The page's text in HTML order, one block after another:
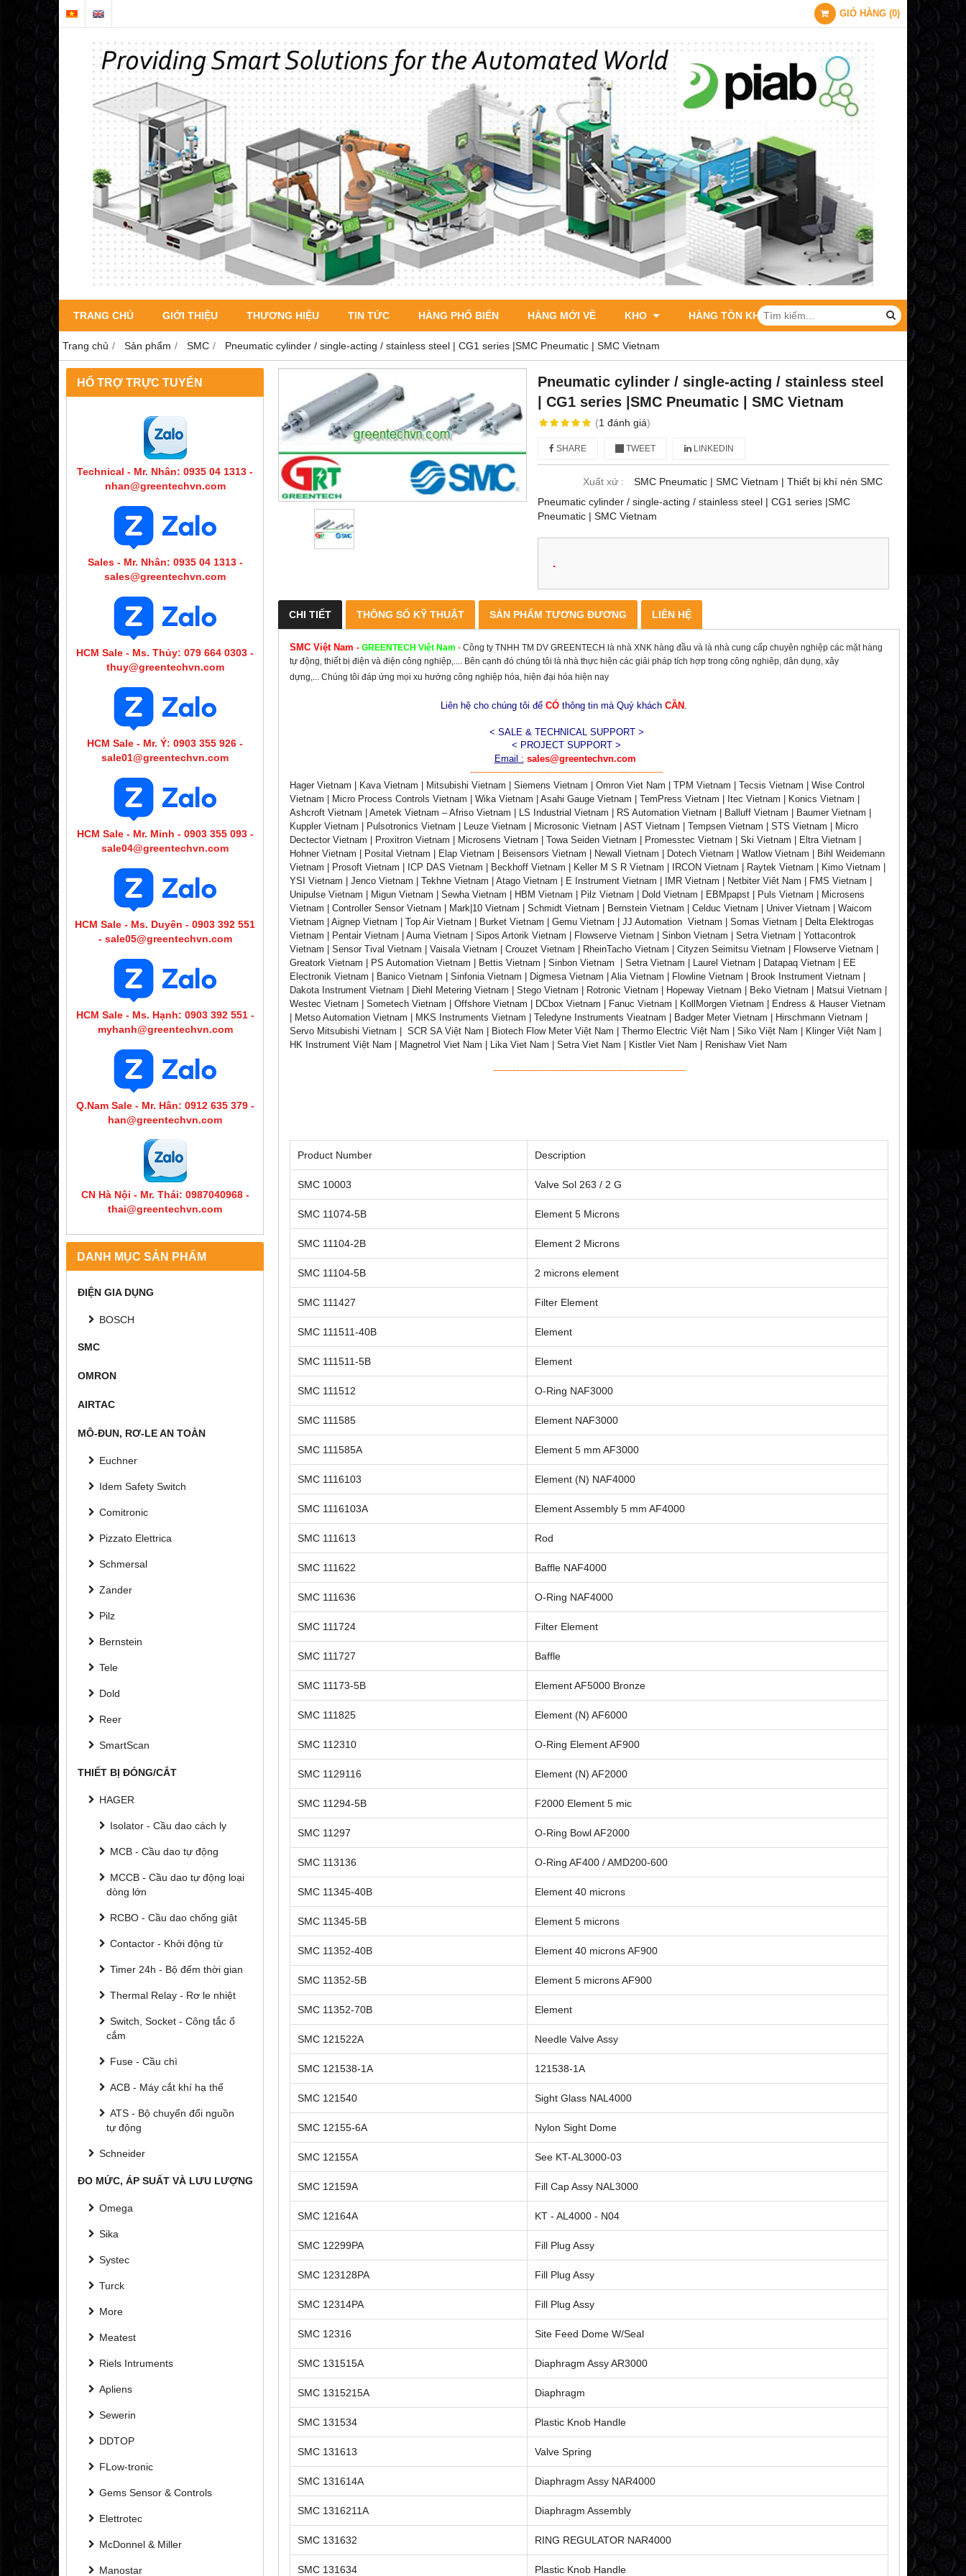
GIỎ HÀNG (0)
TRANG CHỦ GIỚI THIỆU THƯƠNG HIỆU TIN TỨC HÀNG PHỔ BIẾN HÀNG MỚI VỀ KHO HÀNG TỒN KHO
Trang chủ Sản phẩm SMC Pneumatic cylinder / single-acting / stainless steel | CG1 series |SMC Pneumatic | SMC Vietnam
HỔ TRỢ TRỰC TUYẾN
Technical - Mr. Nhân: 0935 04 1313 -
nhan@greentechvn.com
Sales - Mr. Nhân: 0935 04 1313 -
sales@greentechvn.com
HCM Sale - Ms. Thủy: 079 664 0303 -
thuy@greentechvn.com
HCM Sale - Mr. Ý: 0903 355 926 -
sale01@greentechvn.com
HCM Sale - Mr. Minh - 0903 355 093 -
sale04@greentechvn.com
HCM Sale - Ms. Duyên - 0903 392 551
- sale05@greentechvn.com
HCM Sale - Ms. Hạnh: 0903 392 551 -
myhanh@greentechvn.com
Q.Nam Sale - Mr. Hân: 0912 635 379 -
han@greentechvn.com
CN Hà Nội - Mr. Thái: 0987040968 -
thai@greentechvn.com
DANH MỤC SẢN PHẨM
ĐIỆN GIA DỤNG
BOSCH
SMC
OMRON
AIRTAC
MÔ-ĐUN, RƠ-LE AN TOÀN
Euchner
Idem Safety Switch
Comitronic
Pizzato Elettrica
Schmersal
Zander
Pilz
Bernstein
Tele
Dold
Reer
SmartScan
THIẾT BỊ ĐÓNG/CẮT
HAGER
Isolator - Cầu dao cách ly
MCB - Cầu dao tự động
MCCB - Cầu dao tự động loại
dòng lớn
RCBO - Cầu dao chống giật
Contactor - Khởi động từ
Timer 24h - Bộ đếm thời gian
Thermal Relay - Rơ le nhiệt
Switch, Socket - Công tắc ổ
cắm
Fuse - Cầu chì
ACB - Máy cắt khí hạ thế
ATS - Bộ chuyển đổi nguồn
tự động
Schneider
ĐO MỨC, ÁP SUẤT VÀ LƯU LƯỢNG
Omega
Sika
Systec
Turck
More
Meatest
Riels Intruments
Apliens
Sewerin
DDTOP
FLow-tronic
Gems Sensor & Controls
Elettrotec
McDonnel & Miller
Manostar
Pneumatic cylinder / single-acting / stainless steel
| CG1 series |SMC Pneumatic | SMC Vietnam
(1 đánh giá)
SHARE TWEET LINKEDIN
Xuất xứ :
SMC Pneumatic | SMC Vietnam | Thiết bị khí nén SMC
Pneumatic cylinder / single-acting / stainless steel | CG1 series |SMC
Pneumatic | SMC Vietnam
CHI TIẾT THÔNG SỐ KỸ THUẬT SẢN PHẨM TƯƠNG ĐƯƠNG LIÊN HỆ
SMC Việt Nam - GREENTECH Việt Nam - Công ty TNHH TM DV GREENTECH là nhà XNK hàng đầu và là nhà cung cấp chuyên nghiệp các mặt hàng
tự động, thiết bị điện và điện công nghiệp,.... Bên cạnh đó chúng tôi là nhà thực hiện các giải pháp tích hợp trong công nghiêp, dân dụng, xây
dựng,... Chúng tôi đáp ứng mọi xu hướng công nghiệp hóa, hiện đại hóa hiện nay
Liên hệ cho chúng tôi để CÓthông tin mà Quý khách CẦN.
< SALE & TECHNICAL SUPPORT >
< PROJECT SUPPORT >
Email : sales@greentechvn.com
-------------------------------------------------------------------
Hager Vietnam | Kava Vietnam | Mitsubishi Vietnam | Siemens Vietnam | Omron Viet Nam | TPM Vietnam | Tecsis Vietnam | Wise Control
Vietnam | Micro Process Controls Vietnam | Wika Vietnam | Asahi Gauge Vietnam | TemPress Vietnam | Itec Vietnam | Konics Vietnam |
Ashcroft Vietnam | Ametek Vietnam – Afriso Vietnam | LS Industrial Vietnam | RS Automation Vietnam | Balluff Vietnam | Baumer Vietnam |
Kuppler Vietnam | Pulsotronics Vietnam | Leuze Vietnam | Microsonic Vietnam | AST Vietnam | Tempsen Vietnam | STS Vietnam | Micro
Dectector Vietnam | Proxitron Vietnam | Microsens Vietnam | Towa Seiden Vietnam | Promesstec Vietnam | Ski Vietnam | Eltra Vietnam |
Hohner Vietnam | Posital Vietnam | Elap Vietnam | Beisensors Vietnam | Newall Vietnam | Dotech Vietnam | Watlow Vietnam | Bihl Weidemann
Vietnam | Prosoft Vietnam | ICP DAS Vietnam | Beckhoff Vietnam | Keller M S R Vietnam | IRCON Vietnam | Raytek Vietnam | Kimo Vietnam |
YSI Vietnam | Jenco Vietnam | Tekhne Vietnam | Atago Vietnam | E Instrument Vietnam | IMR Vietnam | Netbiter Viêt Nam | FMS Vietnam |
Unipulse Vietnam | Migun Vietnam | Sewha Vietnam | HBM Vietnam | Pilz Vietnam | Dold Vietnam | EBMpapst | Puls Vietnam | Microsens
Vietnam | Controller Sensor Vietnam | Mark|10 Vietnam | Schmidt Vietnam | Bernstein Vietnam | Celduc Vietnam | Univer Vietnam | Waicom
Vietnam | Aignep Vietnam | Top Air Vietnam | Burket Vietnam | Gemu Vietnam | JJ Automation Vietnam | Somas Vietnam | Delta Elektrogas
Vietnam | Pentair Vietnam | Auma Vietnam | Sipos Artorik Vietnam | Flowserve Vietnam | Sinbon Vietnam | Setra Vietnam | Yottacontrok
Vietnam | Sensor Tival Vietnam | Vaisala Vietnam | Crouzet Vietnam | RheinTacho Vietnam | Cityzen Seimitsu Vietnam | Flowserve Vietnam |
Greatork Vietnam | PS Automation Vietnam | Bettis Vietnam | Sinbon Vietnam | Setra Vietnam | Laurel Vietnam | Datapaq Vietnam | EE
Electronik Vietnam | Banico Vietnam | Sinfonia Vietnam | Digmesa Vietnam | Alia Vietnam | Flowline Vietnam | Brook Instrument Vietnam |
Dakota Instrument Vietnam | Diehl Metering Vietnam | Stego Vietnam | Rotronic Vietnam | Hopeway Vietnam | Beko Vietnam | Matsui Vietnam |
Westec Vietnam | Sometech Vietnam | Offshore Vietnam | DCbox Vietnam | Fanuc Vietnam | KollMorgen Vietnam | Endress & Hauser Vietnam
| Metso Automation Vietnam | MKS Instruments Vietnam | Teledyne Instruments Vieatnam | Badger Meter Vietnam | Hirschmann Vietnam |
Servo Mitsubishi Vietnam | SCR SA Việt Nam | Biotech Flow Meter Việt Nam | Thermo Electric Việt Nam | Siko Việt Nam | Klinger Việt Nam |
HK Instrument Việt Nam | Magnetrol Viet Nam | Lika Viet Nam | Setra Viet Nam | Kistler Viet Nam | Renishaw Viet Nam
-------------------------------------------------------------------
Product Number Description
SMC 10003 Valve Sol 263 / 2 G
SMC 11074-5B Element 5 Microns
SMC 11104-2B Element 2 Microns
SMC 11104-5B 2 microns element
SMC 111427 Filter Element
SMC 111511-40B Element
SMC 111511-5B Element
SMC 111512 O-Ring NAF3000
SMC 111585 Element NAF3000
SMC 111585A Element 5 mm AF3000
SMC 1116103 Element (N) NAF4000
SMC 1116103A Element Assembly 5 mm AF4000
SMC 111613 Rod
SMC 111622 Baffle NAF4000
SMC 111636 O-Ring NAF4000
SMC 111724 Filter Element
SMC 111727 Baffle
SMC 11173-5B Element AF5000 Bronze
SMC 111825 Element (N) AF6000
SMC 112310 O-Ring Element AF900
SMC 1129116 Element (N) AF2000
SMC 11294-5B F2000 Element 5 mic
SMC 11297 O-Ring Bowl AF2000
SMC 113136 O-Ring AF400 / AMD200-600
SMC 11345-40B Element 40 microns
SMC 11345-5B Element 5 microns
SMC 11352-40B Element 40 microns AF900
SMC 11352-5B Element 5 microns AF900
SMC 11352-70B Element
SMC 121522A Needle Valve Assy
SMC 121538-1A 121538-1A
SMC 121540 Sight Glass NAL4000
SMC 12155-6A Nylon Sight Dome
SMC 12155A See KT-AL3000-03
SMC 12159A Fill Cap Assy NAL3000
SMC 12164A KT - AL4000 - N04
SMC 12299PA Fill Plug Assy
SMC 123128PA Fill Plug Assy
SMC 12314PA Fill Plug Assy
SMC 12316 Site Feed Dome W/Seal
SMC 131515A Diaphragm Assy AR3000
SMC 1315215A Diaphragm
SMC 131534 Plastic Knob Handle
SMC 131613 Valve Spring
SMC 131614A Diaphragm Assy NAR4000
SMC 1316211A Diaphragm Assembly
SMC 131632 RING REGULATOR NAR4000
SMC 131634 Plastic Knob Handle